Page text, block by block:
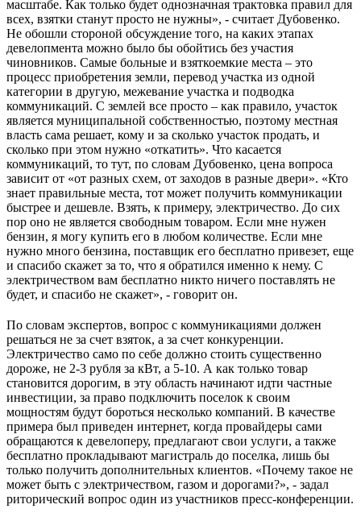
масштабе. Как только будет однозначная трактовка правил для
всех, взятки станут просто не нужны», - считает Дубовенко.
Не обошли стороной обсуждение того, на каких этапах
девелопмента можно было бы обойтись без участия
чиновников. Самые больные и взяткоемкие места – это
процесс приобретения земли, перевод участка из одной
категории в другую, межевание участка и подводка
коммуникаций. С землей все просто – как правило, участок
является муниципальной собственностью, поэтому местная
власть сама решает, кому и за сколько участок продать, и
сколько при этом нужно «откатить». Что касается
коммуникаций, то тут, по словам Дубовенко, цена вопроса
зависит от «от разных схем, от заходов в разные двери». «Кто
знает правильные места, тот может получить коммуникации
быстрее и дешевле. Взять, к примеру, электричество. До сих
пор оно не является свободным товаром. Если мне нужен
бензин, я могу купить его в любом количестве. Если мне
нужно много бензина, поставщик его бесплатно привезет, еще
и спасибо скажет за то, что я обратился именно к нему. С
электричеством вам бесплатно никто ничего поставлять не
будет, и спасибо не скажет», - говорит он.
По словам экспертов, вопрос с коммуникациями должен
решаться не за счет взяток, а за счет конкуренции.
Электричество само по себе должно стоить существенно
дороже, не 2-3 рубля за кВт, а 5-10. А как только товар
становится дорогим, в эту область начинают идти частные
инвестиции, за право подключить поселок к своим
мощностям будут бороться несколько компаний. В качестве
примера был приведен интернет, когда провайдеры сами
обращаются к девелоперу, предлагают свои услуги, а также
бесплатно прокладывают магистраль до поселка, лишь бы
только получить дополнительных клиентов. «Почему такое не
может быть с электричеством, газом и дорогами?», - задал
риторический вопрос один из участников пресс-конференции.